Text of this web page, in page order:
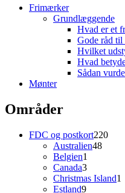
Frimærker
Grundlæggende
Hvad er et
Gode råd til
Hvilket
Hvad
Sådan
Mønter
Områder
FDC og postkort220220
Australien4848
Belgien1
Canada33
varer
Christmas Island1
Estland99